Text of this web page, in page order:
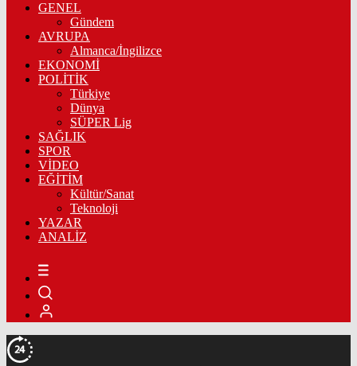
GENEL
Gündem
AVRUPA
Almanca/İngilizce
EKONOMİ
POLİTİK
Türkiye
Dünya
SÜPER Lig
SAĞLIK
SPOR
VİDEO
EĞİTİM
Kültür/Sanat
Teknoloji
YAZAR
ANALİZ